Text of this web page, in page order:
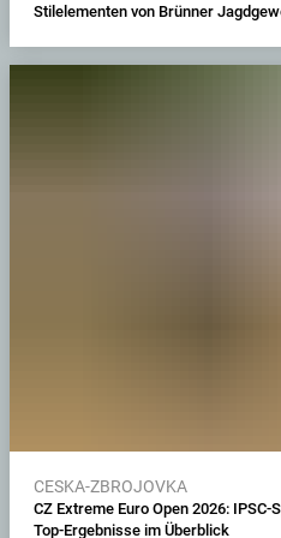
Stilelementen von Brünner
CESKA-ZBROJOVKA
CZ Extreme Euro Open 2026:
Top-Ergebnisse im Überblick